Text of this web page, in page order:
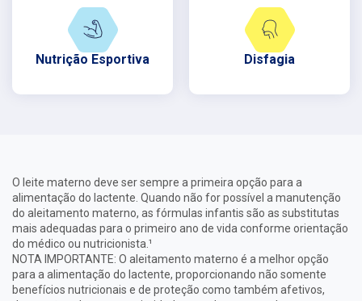
Nutrição Esportiva Disfagia
O leite materno deve ser sempre a primeira opção para a
alimentação do lactente. Quando não for possível a manutenção
do aleitamento materno, as fórmulas infantis são as substitutas
mais adequadas para o primeiro ano de vida conforme orientação
do médico ou nutricionista.¹
NOTA IMPORTANTE: O aleitamento materno é a melhor opção
para a alimentação do lactente, proporcionando não somente
benefícios nutricionais e de proteção como também afetivos,